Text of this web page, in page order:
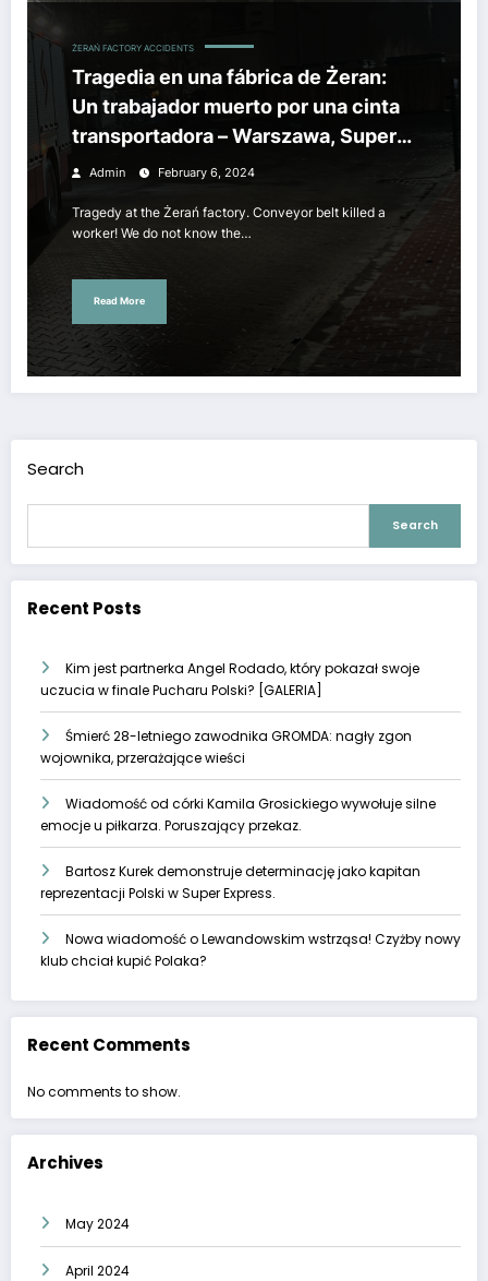
ŻERAŃ FACTORY ACCIDENTS
Tragedia en una fábrica de Żeran:
Un trabajador muerto por una cinta
transportadora – Warszawa, Super
Express
Admin February 6, 2024
Tragedy at the Żerań factory. Conveyor belt killed a
worker! We do not know the…
Read More
Search
Search
Recent Posts
Kim jest partnerka Angel Rodado, który pokazał swoje
uczucia w finale Pucharu Polski? [GALERIA]
Śmierć 28-letniego zawodnika GROMDA: nagły zgon
wojownika, przerażające wieści
Wiadomość od córki Kamila Grosickiego wywołuje silne
emocje u piłkarza. Poruszający przekaz.
Bartosz Kurek demonstruje determinację jako kapitan
reprezentacji Polski w Super Express.
Nowa wiadomość o Lewandowskim wstrząsa! Czyżby nowy
klub chciał kupić Polaka?
Recent Comments
No comments to show.
Archives
May 2024
April 2024